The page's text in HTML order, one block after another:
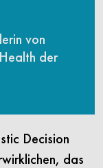
von
der
Decision
das